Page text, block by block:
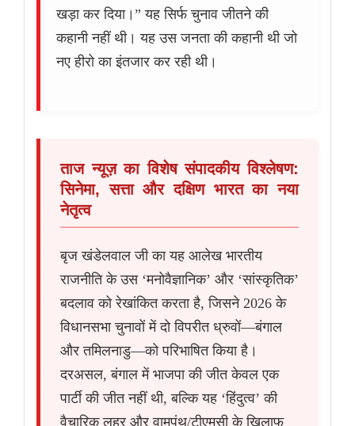
खड़ा कर दिया।” यह सिर्फ चुनाव जीतने की
कहानी नहीं थी। यह उस जनता की कहानी थी जो
नए हीरो का इंतजार कर रही थी।
ताज न्यूज़ का विशेष संपादकीय विश्लेषण:
सिनेमा, सत्ता और दक्षिण भारत का नया
नेतृत्व
बृज खंडेलवाल जी का यह आलेख भारतीय
राजनीति के उस ‘मनोवैज्ञानिक’ और ‘सांस्कृतिक’
बदलाव को रेखांकित करता है, जिसने 2026 के
विधानसभा चुनावों में दो विपरीत ध्रुवों—बंगाल
और तमिलनाडु—को परिभाषित किया है।
दरअसल, बंगाल में भाजपा की जीत केवल एक
पार्टी की जीत नहीं थी, बल्कि यह ‘हिंदुत्व’ की
वैचारिक लहर और वामपंथ/टीएमसी के खिलाफ